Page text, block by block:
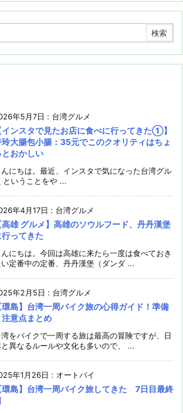
年5月7日 : 台湾グルメ
インスタで見たお店に食べに行ってきた①】
玲大腸包小腸：35元でこのクオリティはちょ
とおかしい
んにちは。最近、インスタで気になった台湾グル
ということをや ...
年4月17日 : 台湾グルメ
高雄 グルメ】高雄のソウルフード、丹丹漢堡
行ってきた
んにちは。今回は高雄に来たら一度は食べておき
い定番中の定番、丹丹漢堡（ダンダ ...
年2月5日 : 台湾グルメ
環島】台湾一周バイク旅の心得ガイド！準備
注意点まとめ
湾をバイクで一周する旅は最高の冒険ですが、日
異なるルールや文化も多いので、 ...
年1月26日 : オートバイ
環島】台湾一周バイク旅してきた 7日目最終